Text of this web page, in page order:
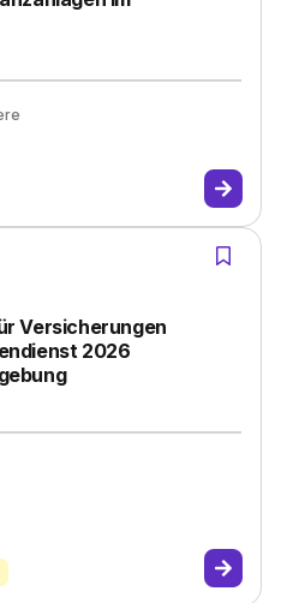
Versicherungen
2026